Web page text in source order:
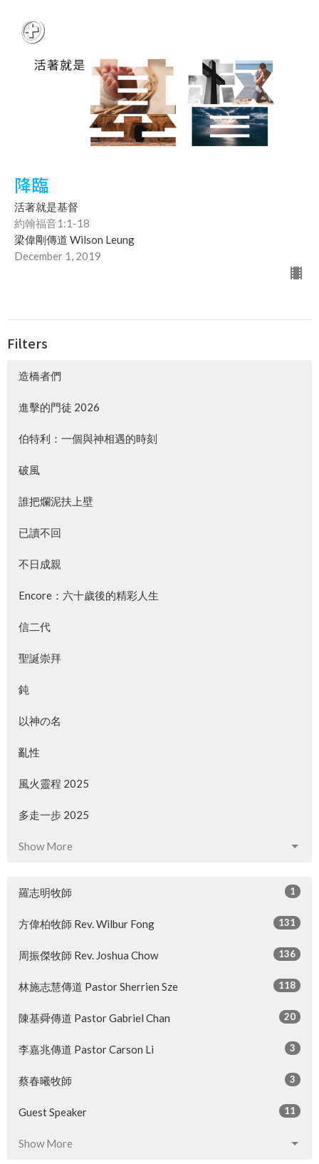
降臨
活著就是基督
約翰福音1:1-18
梁偉剛傳道 Wilson Leung
December 1, 2019
Filters
造橋者們
進擊的門徒 2026
伯特利：一個與神相遇的時刻
破風
誰把爛泥扶上壁
已讀不回
不日成親
Encore：六十歲後的精彩人生
信二代
聖誕崇拜
鈍
以神の名
亂性
風火靈程 2025
多走一步 2025
Show More
羅志明牧師 1
方偉柏牧師 Rev. Wilbur Fong 131
周振傑牧師 Rev. Joshua Chow 136
林施志慧傳道 Pastor Sherrien Sze 118
陳基舜傳道 Pastor Gabriel Chan 20
李嘉兆傳道 Pastor Carson Li 3
蔡春曦牧師 3
Guest Speaker 11
Show More